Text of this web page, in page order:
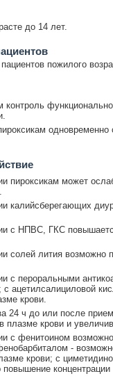
до 14 лет.
пожилого
одновременно
пироксикам может
калийсберегающих
с НПВС, ГКС
солей лития возможно
с пероральными
ацетилсалициловой
крови.
24 ч до или после
плазме крови и
с фенитоином
-
крови; с
концентрации